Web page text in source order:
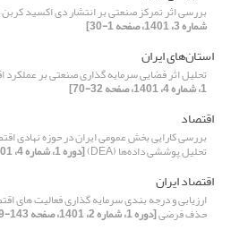
بررسی اثر تمرکز صنعتی بر انتشار دی اکسید
شماره 3، 1401، صفحه 1-30]
استان‌های ایران
تحلیل اثر فضایی سرمایه گذاری صنعتی بر عملکرد
1، شماره 4، 1401، صفحه 32-70]
اقتصاد
بررسی کارایی بخش عمومی ایران در حوزه نهادی
تحلیل پوششی داده‌ها (DEA) [دوره 1، شماره 4، 1401، صفحه 139-159]
اقتصاد ایران
ارزیابی و درجه بندی سرمایه گذاری فعالیت های
حذف فرضی[دوره 1، شماره 2، 1401، صفحه 143-179]